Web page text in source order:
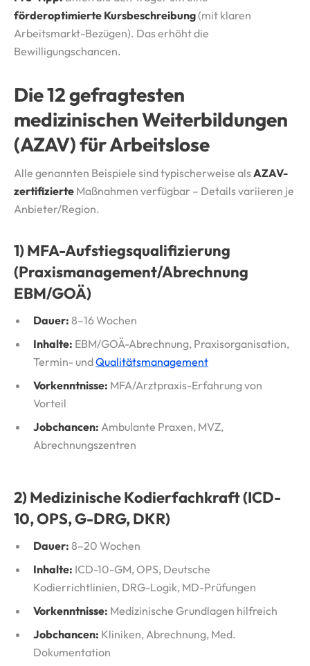
förderoptimierte Kursbeschreibung(mit klaren
Arbeitsmarkt-Bezügen). Das erhöht die
Bewilligungschancen.
Die 12 gefragtesten
medizinischen Weiterbildungen
(AZAV) für Arbeitslose
Alle genannten Beispiele sind typischerweise alsAZAV-
zertifizierte Maßnahmen verfügbar – Details variieren je
Anbieter/Region.
1) MFA-Aufstiegsqualifizierung
(Praxismanagement/Abrechnung
EBM/GOÄ)
Dauer: 8–16 Wochen
Inhalte: EBM/GOÄ-Abrechnung, Praxisorganisation,
Termin- undQualitätsmanagement
Vorkenntnisse: MFA/Arztpraxis-Erfahrung von
Vorteil
Jobchancen: Ambulante Praxen, MVZ,
Abrechnungszentren
2) Medizinische Kodierfachkraft (ICD-
10, OPS, G-DRG, DKR)
Dauer: 8–20 Wochen
Inhalte: ICD-10-GM, OPS, Deutsche
Kodierrichtlinien, DRG-Logik, MD-Prüfungen
Vorkenntnisse: Medizinische Grundlagen hilfreich
Jobchancen: Kliniken, Abrechnung, Med.
Dokumentation